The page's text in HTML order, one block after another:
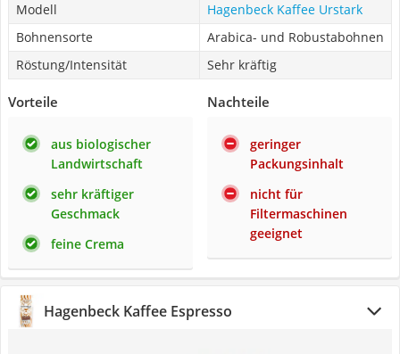
Modell
Hagenbeck Kaffee Urstark
Bohnensorte
Arabica- und Robustabohnen
Röstung/Intensität
Sehr kräftig
Vorteile
aus biologischer
Landwirtschaft
sehr kräftiger
Geschmack
feine Crema
Nachteile
geringer
Packungsinhalt
nicht für
Filtermaschinen
geeignet
Hagenbeck Kaffee Espresso